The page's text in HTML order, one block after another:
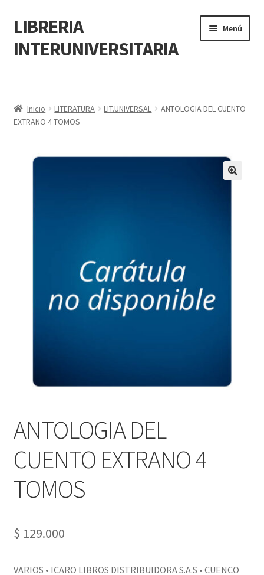
LIBRERIA
INTERUNIVERSITARIA
Menú
Carrito
POLÍTICA DE MANEJO DE INFORMACIÓN Y DATOS
PERSONALES DE CORPORACIÓN INTERUNIVERSITARIA DE
SERVICIO
Tienda
Inicio LITERATURA LIT.UNIVERSAL
ANTOLOGIA DEL CUENTO
EXTRANO 4 TOMOS
ANTOLOGIA DEL
CUENTO EXTRANO 4
TOMOS
$ 129.000
VARIOS • ICARO LIBROS DISTRIBUIDORA S.A.S • CUENCO